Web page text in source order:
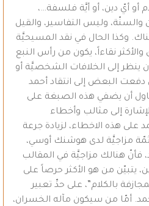
أو أيّ دين، أو أيَّة فلسفة…،
والسنّة، وليس التفاسير، والقيل
وكذا الحال في نقد المسيحيَّة
نقاءاً، يكون من رأس النبع
أن ينظر إلى الخلافات الشخصيَّة أو
دفعت البعض إلى انتقاد أحمد
أن يضفي هذه الصبغة على
إلى مثالب وأخطاء
على هذه الاخطاء، لزيادة جرعة
ثمّة مزاجيَّة لدى هوشنك أوسي،
فأنّ هنالك مزاجيَّة في المقالب
يتبيّن من هو الأكثر حرصاً على
بالكلام”، على حدِّ تعبير
أمّا من سيكون مآله الخسران،